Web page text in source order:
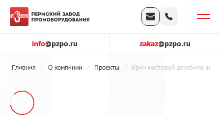
info@pzpo.ru zakaz@pzpo.ru
Главная О компании Проекты Кран мостовой